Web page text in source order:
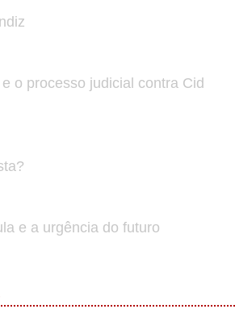
o processo judicial contra Cid
e a urgência do futuro